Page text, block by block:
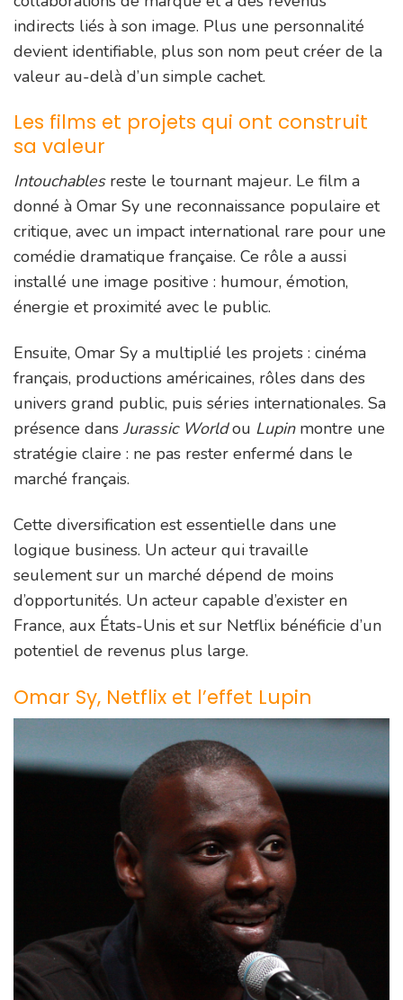
indirects liés à son image. Plus une personnalité
devient identifiable, plus son nom peut créer de la
valeur au-delà d’un simple cachet.
Les films et projets qui ont construit
sa valeur
Intouchablesreste le tournant majeur. Le film a
donné à Omar Sy une reconnaissance populaire et
critique, avec un impact international rare pour une
comédie dramatique française. Ce rôle a aussi
installé une image positive : humour, émotion,
énergie et proximité avec le public.
Ensuite, Omar Sy a multiplié les projets : cinéma
français, productions américaines, rôles dans des
univers grand public, puis séries internationales. Sa
présence dans Jurassic Worldou Lupinmontre une
stratégie claire : ne pas rester enfermé dans le
marché français.
Cette diversification est essentielle dans une
logique business. Un acteur qui travaille
seulement sur un marché dépend de moins
d’opportunités. Un acteur capable d’exister en
France, aux États-Unis et sur Netflix bénéficie d’un
potentiel de revenus plus large.
Omar Sy, Netflix et l’effet Lupin